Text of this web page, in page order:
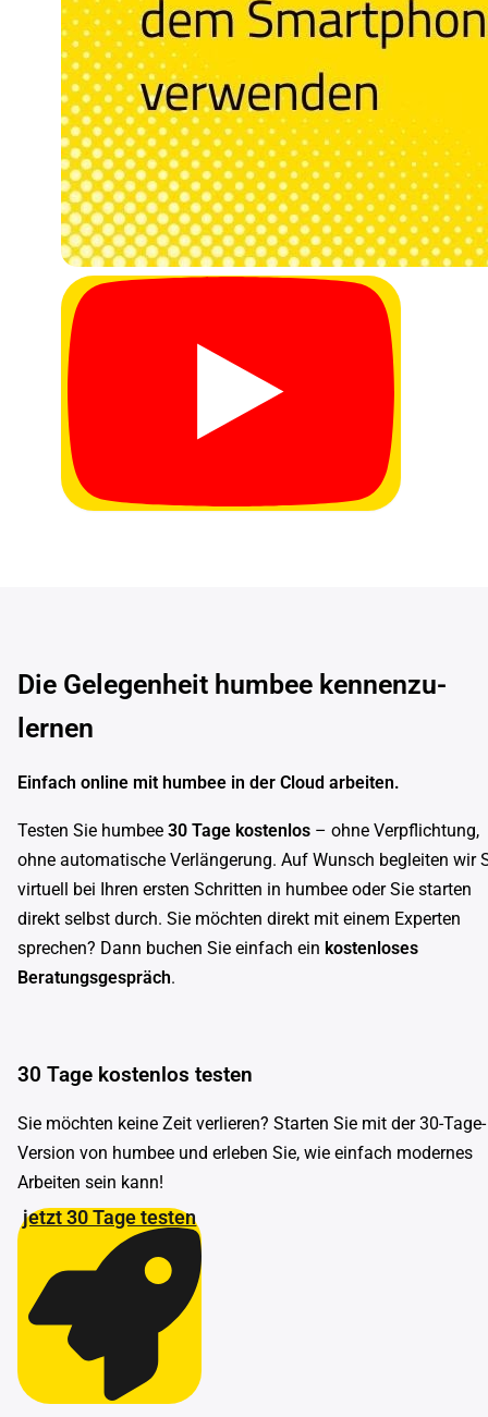
Die Gelegenheit humbee kennenzu­
lernen
Einfach online mit humbee in der Cloud arbeiten.
Testen Sie humbee30 Tage kostenlos – ohne Verpflichtung,
ohne automatische Verlängerung. Auf Wunsch begleiten wir
virtuell bei Ihren ersten Schritten in humbee oder Sie starten
direkt selbst durch. Sie möchten direkt mit einem Experten
sprechen? Dann buchen Sie einfach ein kostenloses
Beratungsgespräch.
30 Tage kostenlos testen
Sie möchten keine Zeit verlieren? Starten Sie mit der 30-Tage-
Version von humbee und erleben Sie, wie einfach modernes
Arbeiten sein kann!
jetzt 30 Tage testen